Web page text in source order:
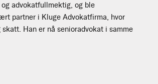
advokatfullmektig, og ble
partner i Kluge Advokatfirma, hvor
Han er nå senioradvokat i samme